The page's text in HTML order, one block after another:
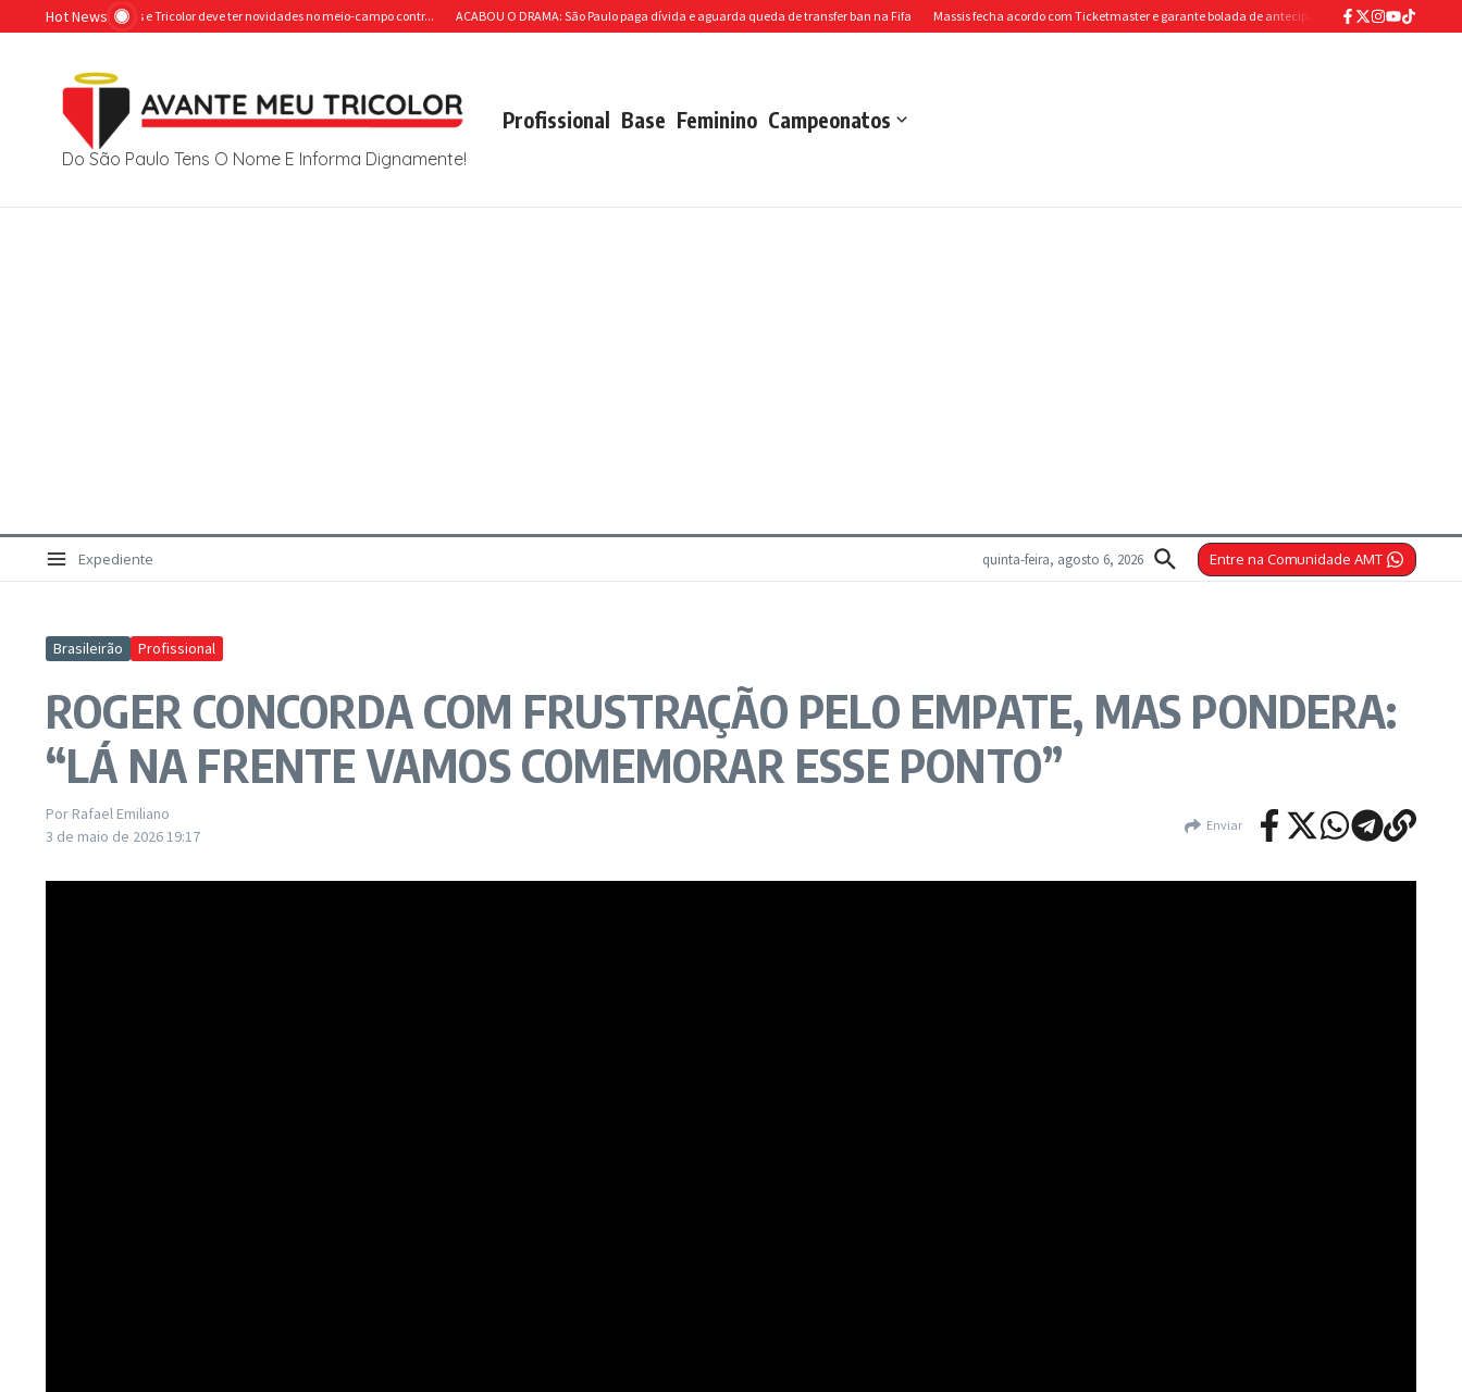
Ir para o conteúdo
Hot News
ganha reforços e Tricolor deve ter novidades no meio-campo contr... ACABOU O DRAMA: São Paulo paga dívida e aguarda queda de transfer ban na Fifa Massis fecha acordo com Ticketmaster e garante bolada de antecipação para abastecer os cofres
Do São Paulo Tens O Nome E Informa Dignamente!
Profissional Base Feminino Campeonatos
Expediente quinta-feira, agosto 6, 2026 Entre na Comunidade AMT
Brasileirão Profissional
ROGER CONCORDA COM FRUSTRAÇÃO PELO EMPATE, MAS PONDERA:
“LÁ NA FRENTE VAMOS COMEMORAR ESSE PONTO”
Por Rafael Emiliano
3 de maio de 202619:17
Enviar